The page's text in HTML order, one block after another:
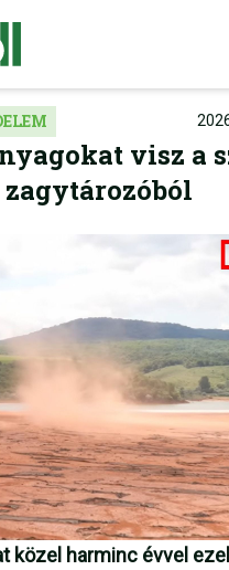
visz a
közel harminc évvel